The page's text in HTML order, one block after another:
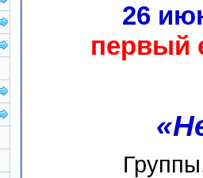
26
первый